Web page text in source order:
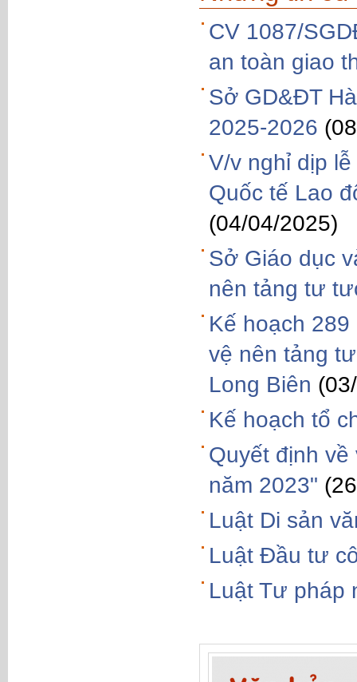
CV 1087/
an toàn giao
Sở GD&ĐT
2025-2026
V/v nghỉ dịp
Quốc tế Lao
(04/04/2025)
Sở Giáo dục
nên tảng tư
Kế hoạch
vệ nên tảng
Long Biên
Kế hoạch tổ
Quyết định
năm 2023"
Luật Di sản
Luật Đầu tư
Luật Tư pháp